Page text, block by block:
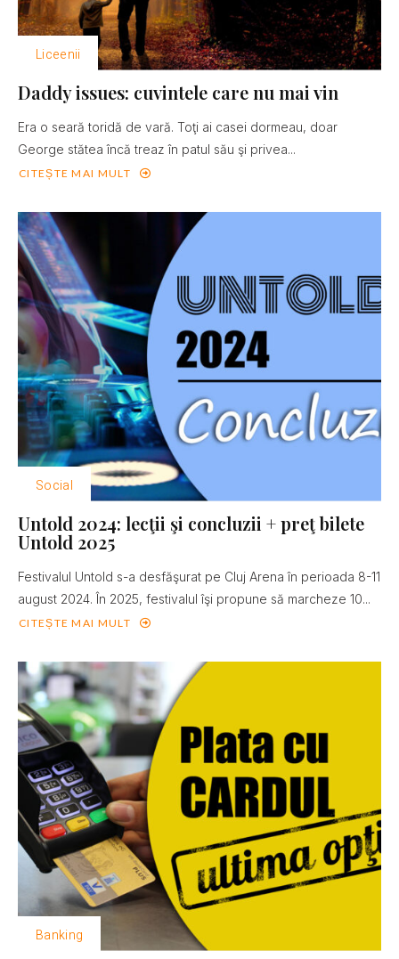
Liceenii
Daddy issues: cuvintele care nu mai vin
Era o seară toridă de vară. Toţi ai casei dormeau, doar
George stătea încă treaz în patul său şi privea...
CITEȘTE MAI MULT
Social
Untold 2024: lecţii şi concluzii + preţ bilete
Untold 2025
Festivalul Untold s-a desfăşurat pe Cluj Arena în perioada 8-11
august 2024. În 2025, festivalul îşi propune să marcheze 10...
CITEȘTE MAI MULT
Banking